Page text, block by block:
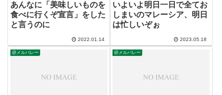
あんなに「美味しいものを
食べに行くぞ宣言」をした
と言うのに
2022.01.14
いよいよ明日一日で全てお
しまいのマレーシア、明日
は忙しいぞぉ
2023.05.18
@メルバレー @メルバレー